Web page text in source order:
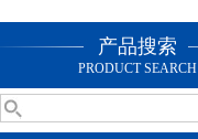
产品搜索
PRODUCT SEARCH